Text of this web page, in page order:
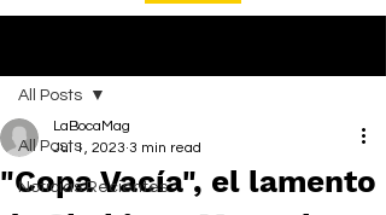
All Posts
Noticias Recientes
All Posts
"Copa Vacía", el lamento
LaBocaMag
Jul 1, 2023 3 min read